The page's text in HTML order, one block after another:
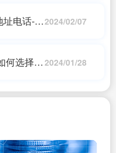
电话-黄2024/02/07
何选择专2024/01/28